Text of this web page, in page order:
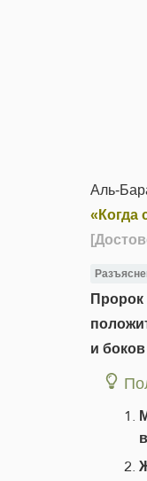
Аль-
«Когда
и